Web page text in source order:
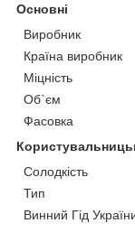
Основні
Виробник
Країна виробник
Міцність
Об`єм
Фасовка
Солодкість
Тип
Винний Гід